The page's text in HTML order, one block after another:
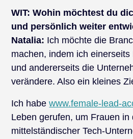
WIT: Wohin möchtest du
und persönlich weiter
Natalia: Ich möchte die
machen, indem ich
und andererseits die
verändere. Also ein kleines
Ich habewww.female-lead-
Leben gerufen, um Frauen in
mittelständischer Tech-